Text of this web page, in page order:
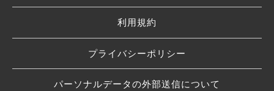
利用規約
プライバシーポリシー
パーソナルデータの外部送信について